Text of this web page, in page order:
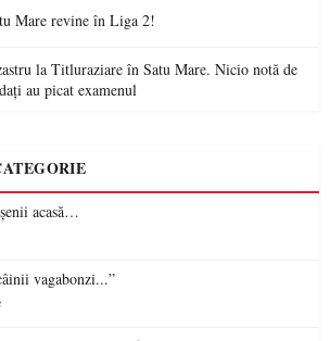
Mare revine în Liga 2!
la Titluraziare în Satu Mare. Nicio notă de
au picat examenul
acasă…
vagabonzi...”